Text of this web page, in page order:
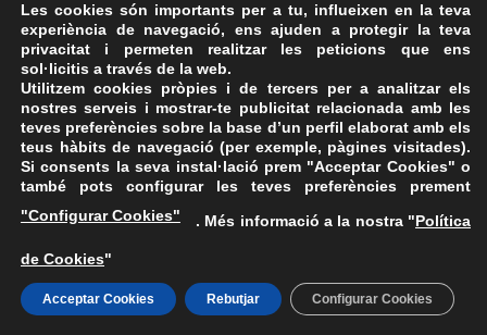
ASSEMBLEA NACIONAL CATALANA
Carrer de la Marina, 315, 08025 Barcelona · 93 347 17 14
Les cookies són importants per a tu, influeixen en la teva
experiència de navegació, ens ajuden a protegir la teva
privacitat i permeten realitzar les peticions que ens
sol·licitis a través de la web.
Utilitzem cookies pròpies i de tercers per a analitzar els
nostres serveis i mostrar-te publicitat relacionada amb les
teves preferències sobre la base d’un perfil elaborat amb els
teus hàbits de navegació (per exemple, pàgines visitades).
Si consents la seva instal·lació prem "Acceptar Cookies" o
també pots configurar les teves preferències prement
"Configurar Cookies"
. Més informació a la nostra "Política
de Cookies"
Acceptar Cookies Rebutjar Configurar Cookies